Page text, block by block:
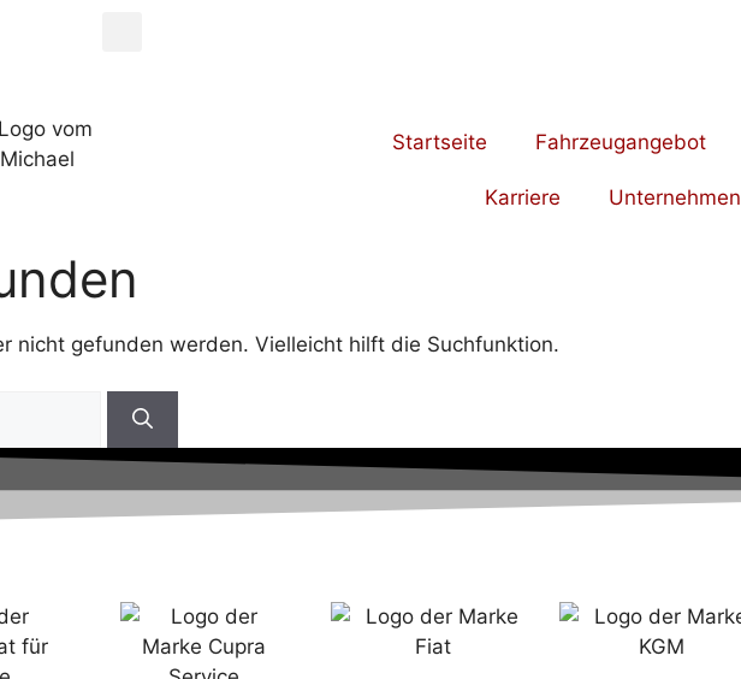
Startseite Fahrzeugangebot
Karriere Unternehmen
nicht gefunden werden. Vielleicht hilft die Suchfunktion.